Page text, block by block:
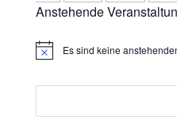
Anstehende
HinweisEs sind keine